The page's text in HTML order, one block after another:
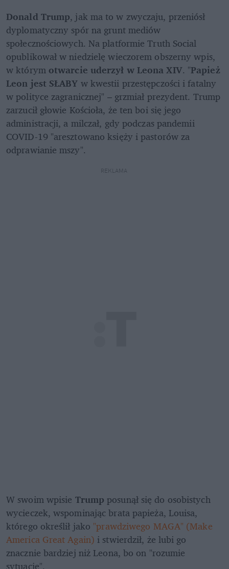
Donald Trump, jak ma to w zwyczaju, przeniósł
dyplomatyczny spór na grunt mediów
społecznościowych. Na platformie Truth Social
opublikował w niedzielę wieczorem obszerny wpis,
w którym otwarcie uderzył w Leona XIV. "Papież
Leon jest SŁABY w kwestii przestępczości i fatalny
w polityce zagranicznej" – grzmiał prezydent. Trump
zarzucił głowie Kościoła, że ten boi się jego
administracji, a milczał, gdy podczas pandemii
COVID-19 "aresztowano księży i pastorów za
odprawianie mszy".
REKLAMA
W swoim wpisie Trump posunął się do osobistych
wycieczek, wspominając brata papieża, Louisa,
którego określił jako "prawdziwego MAGA" (Make
America Great Again) i stwierdził, że lubi go
znacznie bardziej niż Leona, bo on "rozumie
sytuację".